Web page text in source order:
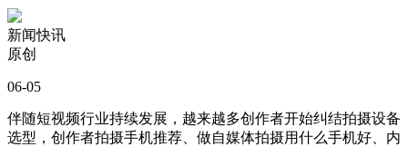
新闻快讯
原创
06-05
伴随短视频行业持续发展，越来越多创作者开始纠结拍摄设备
选型，创作者拍摄手机推荐、做自媒体拍摄用什么手机好、内